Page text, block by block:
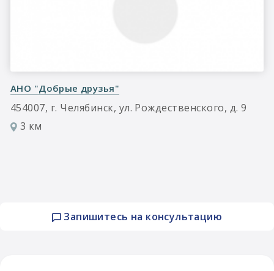
Запишитесь на консультацию
АНО "Добрые друзья"
454007, г. Челябинск, ул. Рождественского, д. 9
3 км